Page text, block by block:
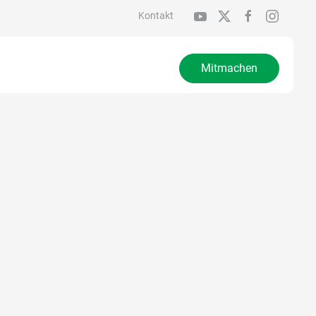
Kontakt
Mitmachen